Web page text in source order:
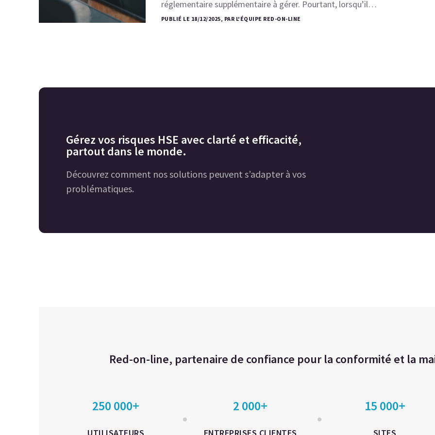
réglementaire supplémentaire à gérer. Pourtant, lorsqu’il…
PUBLIÉ LE 18/12/2025, PAR L'ÉQUIPE RED-ON-LINE
Gérez vos risques HSE avec clarté et efficacité,
partout dans le monde.
Découvrez comment nos solutions peuvent s’adapter à vos
problématiques.
Red-on-line, partenaire de confiance pour la conformité et la
250 000+ 2 000+ 15 000+